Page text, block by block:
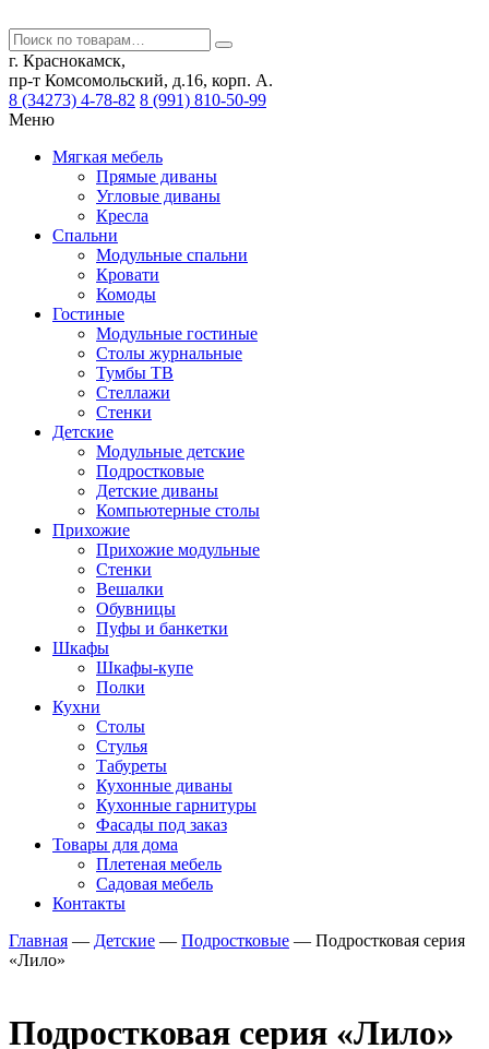
г. Краснокамск,
пр-т Комсомольский, д.16, корп. А.
8 (34273) 4-78-82 8 (991) 810-50-99
Меню
Мягкая мебель
Прямые диваны
Угловые диваны
Кресла
Спальни
Модульные спальни
Кровати
Комоды
Гостиные
Модульные гостиные
Столы журнальные
Тумбы ТВ
Стеллажи
Стенки
Детские
Модульные детские
Подростковые
Детские диваны
Компьютерные столы
Прихожие
Прихожие модульные
Стенки
Вешалки
Обувницы
Пуфы и банкетки
Шкафы
Шкафы-купе
Полки
Кухни
Столы
Стулья
Табуреты
Кухонные диваны
Кухонные гарнитуры
Фасады под заказ
Товары для дома
Плетеная мебель
Садовая мебель
Контакты
Главная — Детские — Подростковые — Подростковая серия
«Лило»
Подростковая серия «Лило»